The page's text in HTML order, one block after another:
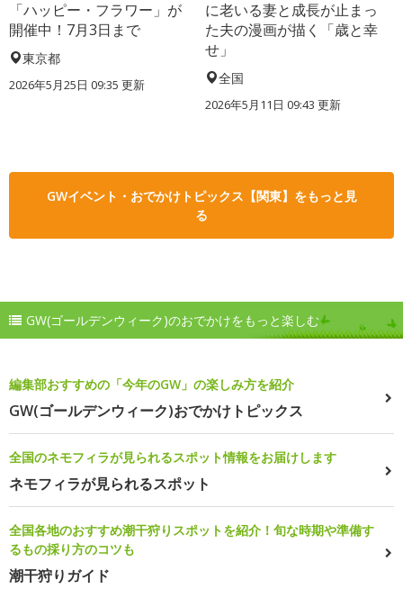
「ハッピー・フラワー」が
開催中！7月3日まで
東京都
2026年5月25日 09:35 更新
に老いる妻と成長が止まっ
た夫の漫画が描く「歳と幸
せ」
全国
2026年5月11日 09:43 更新
GWイベント・おでかけトピックス【関東】をもっと見
る
GW(ゴールデンウィーク)のおでかけをもっと楽しむ
編集部おすすめの「今年のGW」の楽しみ方を紹介
GW(ゴールデンウィーク)おでかけトピックス
全国のネモフィラが見られるスポット情報をお届けします
ネモフィラが見られるスポット
全国各地のおすすめ潮干狩りスポットを紹介！旬な時期や準備す
るもの採り方のコツも
潮干狩りガイド